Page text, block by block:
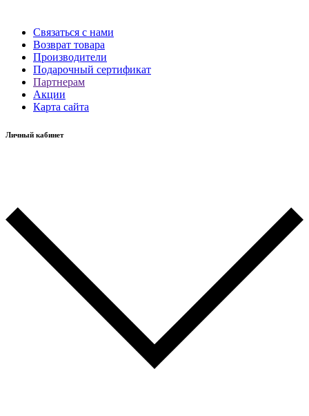
Связаться с нами
Возврат товара
Производители
Подарочный сертификат
Партнерам
Акции
Карта сайта
Личный кабинет